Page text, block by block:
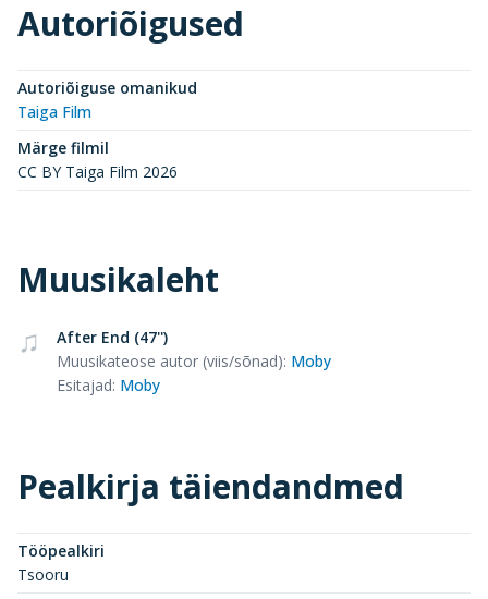
Autoriõigused
Autoriõiguse omanikud
Taiga Film
Märge filmil
CC BY Taiga Film 2026
Muusikaleht
After End (47'')
Muusikateose autor (viis/sõnad): Moby
Esitajad: Moby
Pealkirja täiendandmed
Tööpealkiri
Tsooru